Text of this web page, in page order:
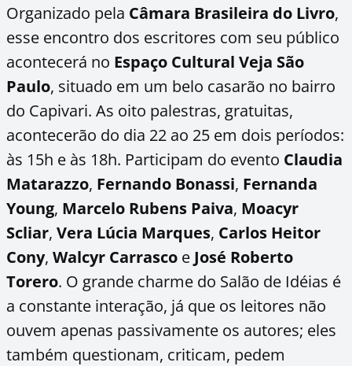
Organizado pela Câmara Brasileira do Livro,
esse encontro dos escritores com seu público
acontecerá no Espaço Cultural Veja São
Paulo, situado em um belo casarão no bairro
do Capivari. As oito palestras, gratuitas,
acontecerão do dia 22 ao 25 em dois períodos:
às 15h e às 18h. Participam do evento Claudia
Matarazzo, Fernando Bonassi, Fernanda
Young, Marcelo Rubens Paiva, Moacyr
Scliar, Vera Lúcia Marques, Carlos Heitor
Cony, Walcyr Carrasco e José Roberto
Torero. O grande charme do Salão de Idéias é
a constante interação, já que os leitores não
ouvem apenas passivamente os autores; eles
também questionam, criticam, pedem